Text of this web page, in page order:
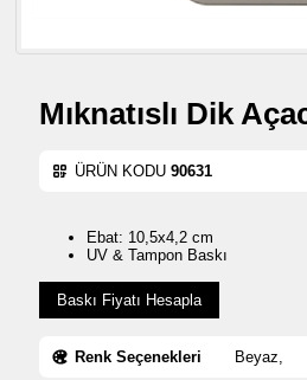
Mıknatıslı Dik
ÜRÜN KODU 90631
Ebat: 10,5x4,2 cm
UV & Tampon Baskı
Baskı Fiyatı Hesapla
Renk Seçenekleri Beyaz,